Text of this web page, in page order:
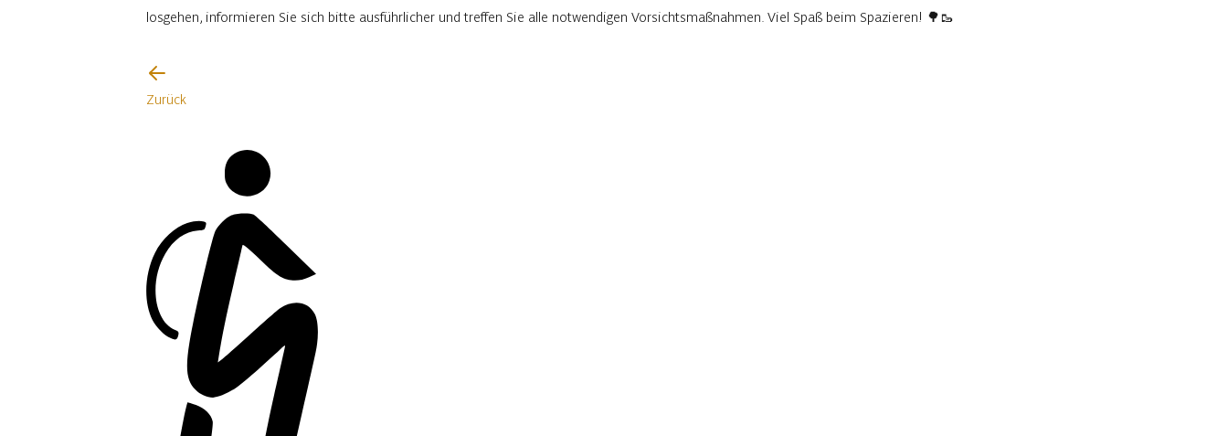
losgehen, informieren Sie sich bitte ausführlicher und treffen Sie alle notwendigen Vorsichtsmaßnahmen. Viel Spaß beim Spazieren! 🌳🥾
Zurück